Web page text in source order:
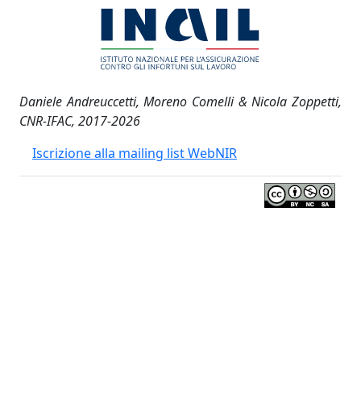
Daniele Andreuccetti, Moreno Comelli & Nicola Zoppetti,
CNR-IFAC, 2017-2026
Iscrizione alla mailing list WebNIR